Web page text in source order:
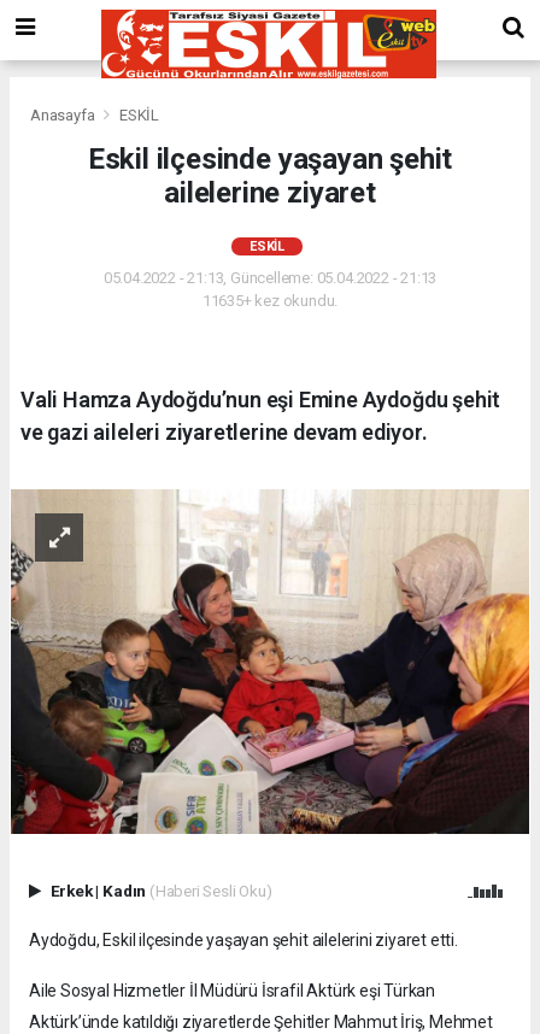
Anasayfa ESKİL
Eskil ilçesinde yaşayan şehit
ailelerine ziyaret
ESKİL
05.04.2022 - 21:13, Güncelleme: 05.04.2022 - 21:13
11635+ kez okundu.
Vali Hamza Aydoğdu’nun eşi Emine Aydoğdu şehit
ve gazi aileleri ziyaretlerine devam ediyor.
Erkek| Kadın (Haberi Sesli Oku)
Aydoğdu, Eskil ilçesinde yaşayan şehit ailelerini ziyaret etti.
Aile Sosyal Hizmetler İl Müdürü İsrafil Aktürk eşi Türkan
Aktürk’ünde katıldığı ziyaretlerde Şehitler Mahmut İriş, Mehmet